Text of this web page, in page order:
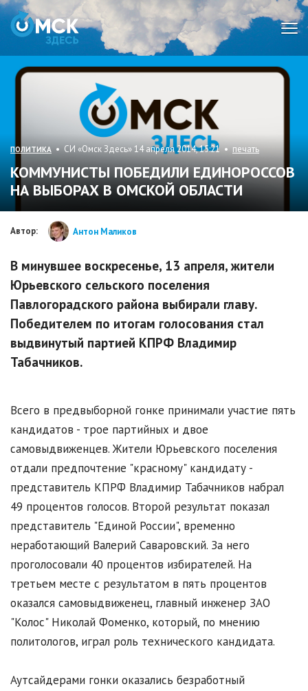
ПОЛИТИКА • СИ «Омск Здесь» 14 апреля 2014, 15:21 • печать
КОММУНИСТЫ ПОБЕДИЛИ ЕДИНОРОССОВ
НА ВЫБОРАХ В ОМСКОЙ ОБЛАСТИ
Автор: Антон Маликов
В минувшее воскресенье, 13 апреля, жители
Юрьевского сельского поселения
Павлогорадского района выбирали главу.
Победителем по итогам голосования стал
выдвинутый партией КПРФ Владимир
Табачников.
Всего в предвыборной гонке принимали участие пять
кандидатов - трое партийных и двое
самовыдвиженцев. Жители Юрьевского поселения
отдали предпочтение "красному" кандидату -
представитель КПРФ Владимир Табачников набрал
49 процентов голосов. Второй результат показал
представитель "Единой России", временно
неработающий Валерий Саваровский. За него
проголосовали 40 процентов избирателей. На
третьем месте с результатом в пять процентов
оказался самовыдвиженец, главный инженер ЗАО
"Колос" Николай Фоменко, который, по мнению
политологов, играл роль технического кандидата.
Аутсайдерами гонки оказались безработный